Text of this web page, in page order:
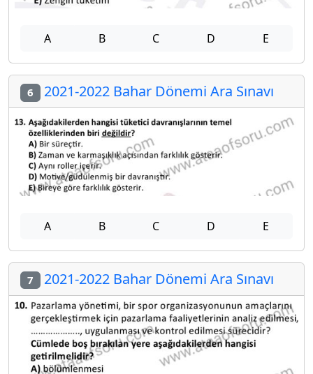
A B C D E
6 2021-2022 Bahar Dönemi Ara Sınavı
A B C D E
7 2021-2022 Bahar Dönemi Ara Sınavı